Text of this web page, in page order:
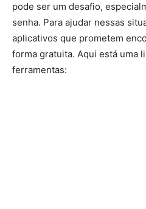
pode ser um desafio,
senha. Para ajudar nessas
aplicativos que prometem
forma gratuita. Aqui está uma
ferramentas: